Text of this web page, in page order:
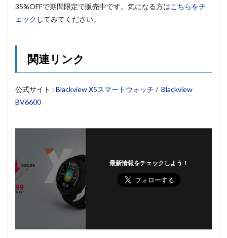
35%OFFで期間限定で販売中です。気になる方はこちらをチ
ェック してみてください。
関連リンク
公式サイト : Blackview X5スマートウォッチ / Blackview
BV6600
最新情報をチェックしよう！